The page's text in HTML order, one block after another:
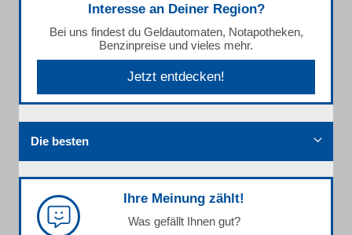
Interesse an Deiner Region?
Bei uns findest du Geldautomaten, Notapotheken,
Benzinpreise und vieles mehr.
Jetzt entdecken!
Die besten
Ihre Meinung zählt!
Was gefällt Ihnen gut?